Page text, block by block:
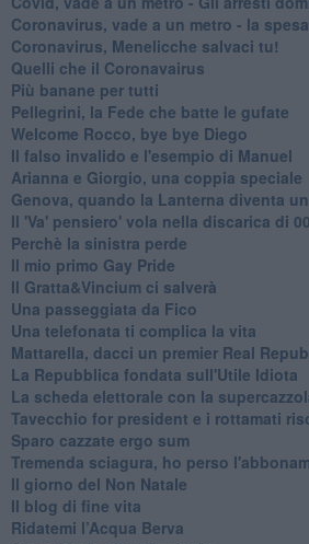
Coronavirus, vade a un metro - la spesa
Coronavirus, Menelicche salvaci tu!
Quelli che il Coronavairus
Più banane per tutti
Pellegrini, la Fede che batte le gufate
Welcome Rocco, bye bye Diego
Il falso invalido e l'esempio di Manuel
Arianna e Giorgio, una coppia speciale
Genova, quando la Lanterna diventa
Il 'Va' pensiero' vola nella discarica di
Perchè la sinistra perde
Il mio primo Gay Pride
Il Gratta&Vincium ci salverà
Una passeggiata da Fico
Una telefonata ti complica la vita
Mattarella, dacci un premier Real
La Repubblica fondata sull'Utile Idiota
La scheda elettorale con la
Tavecchio for president e i rottamati
Sparo cazzate ergo sum
Tremenda sciagura, ho perso
Il giorno del Non Natale
Il blog di fine vita
​Ridatemi l’Acqua Berva